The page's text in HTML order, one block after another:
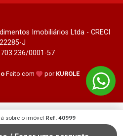
sobre o imóvel Ref. 40999
Imobiliários Ltda - CRECI
22285-J
0001-57
Feito com por KUROLE